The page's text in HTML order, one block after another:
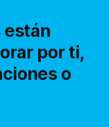
están
por ti,
o